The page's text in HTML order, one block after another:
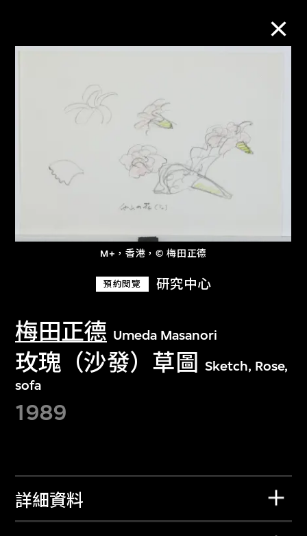
M+，香港，© 梅田正德
預約閱覽 研究中心
梅田正德 Umeda Masanori
玫瑰（沙發）草圖
Sketch, Rose,
sofa
1989
詳細資料
進一步篩選
探索世界頂級的二十及二十一世紀視覺
文化藏品。